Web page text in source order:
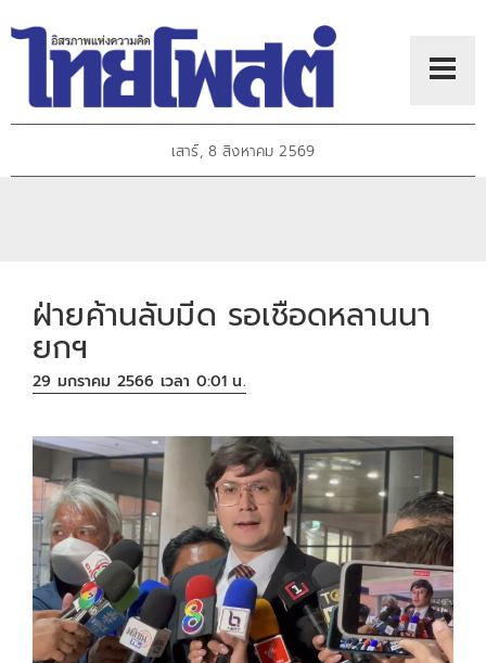
เสาร์, 8 สิงหาคม 2569
ฝ่ายค้านลับมีด รอเชือดหลานนา
ยกฯ
29 มกราคม 2566 เวลา 0:01 น.